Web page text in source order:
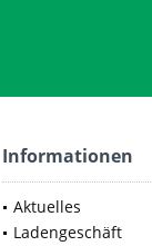
Informationen
Aktuelles
Ladengeschäft